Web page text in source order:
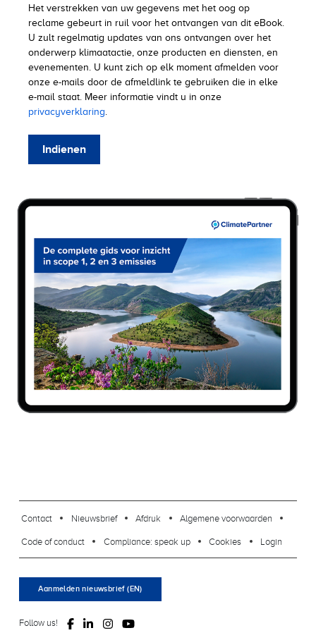
Het verstrekken van uw gegevens met het oog op
reclame gebeurt in ruil voor het ontvangen van dit eBook.
U zult regelmatig updates van ons ontvangen over het
onderwerp klimaatactie, onze producten en diensten, en
evenementen. U kunt zich op elk moment afmelden voor
onze e-mails door de afmeldlink te gebruiken die in elke
e-mail staat. Meer informatie vindt u in onze
privacyverklaring.
Indienen
Contact Nieuwsbrief Afdruk
Algemene voorwaarden
Code of conduct
Compliance: speak up Cookies Login
Aanmelden nieuwsbrief (EN)
Follow us!